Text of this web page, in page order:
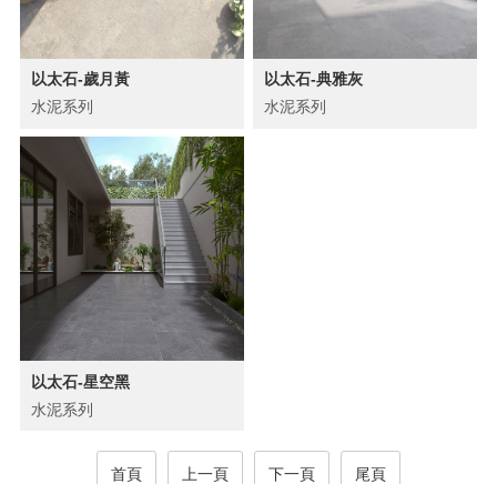
以太石-歲月黃
水泥系列
以太石-典雅灰
水泥系列
以太石-星空黑
水泥系列
首頁 上一頁 下一頁 尾頁